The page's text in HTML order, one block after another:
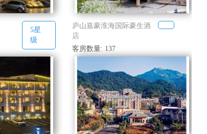
5星
级
庐山嘉豪淮海国际豪生酒
店
客房数量: 137